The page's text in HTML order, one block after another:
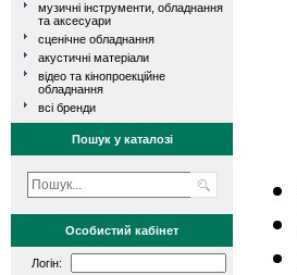
музичні інструменти, обладнання
та аксесуари
сценічне обладнання
акустичні матеріали
відео та кінопроекційне
обладнання
всі бренди
Пошук у каталозі
Особистий кабінет
Логін: